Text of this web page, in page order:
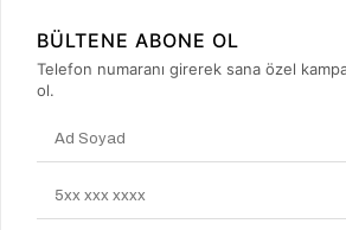
BÜLTENE ABONE OL
Telefon numaranı girerek sana özel
ol.